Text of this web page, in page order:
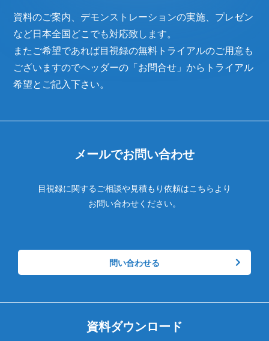
資料のご案内、デモンストレーションの実施、プレゼン
など日本全国どこでも対応致します。
またご希望であれば目視録の無料トライアルのご用意も
ございますのでヘッダーの「お問合せ」からトライアル
希望とご記入下さい。
メールでお問い合わせ
目視録に関するご相談や見積もり依頼はこちらより
お問い合わせください。
問い合わせる
資料ダウンロード